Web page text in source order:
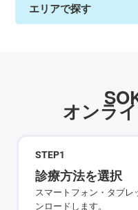
エリアで探す
オンラ
STEP1
診療方法を選択
スマートフォン・タブ
ンロードします。